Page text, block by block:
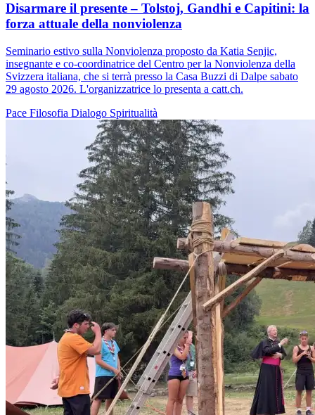
Disarmare il presente – Tolstoj, Gandhi e Capitini: la
forza attuale della nonviolenza
Seminario estivo sulla Nonviolenza proposto da Katia Senjic,
insegnante e co-coordinatrice del Centro per la Nonviolenza della
Svizzera italiana, che si terrà presso la Casa Buzzi di Dalpe sabato
29 agosto 2026. L'organizzatrice lo presenta a catt.ch.
Pace Filosofia Dialogo Spiritualità